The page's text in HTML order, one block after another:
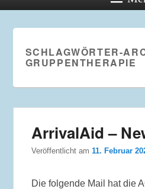
SCHLAGWÖRTER-
GRUPPENTHERAPIE
ArrivalAid –
Veröffentlicht am11. Februar
Die folgende Mail hat die